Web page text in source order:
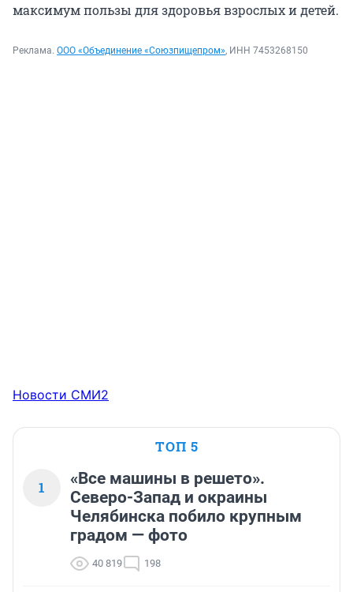
максимум пользы для здоровья взрослых и детей.
Реклама. ООО «Объединение «Союзпищепром», ИНН 7453268150
Новости СМИ2
ТОП 5
1
«Все машины в решето».
Северо-Запад и окраины
Челябинска побило крупным
градом — фото
40 819 198